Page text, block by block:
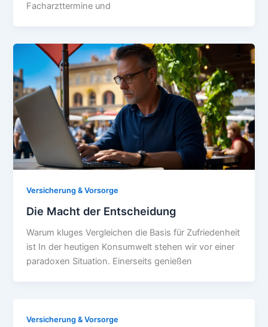
Facharzttermine und
Versicherung & Vorsorge
Die Macht der Entscheidung
Warum kluges Vergleichen die Basis für Zufriedenheit
ist In der heutigen Konsumwelt stehen wir vor einer
paradoxen Situation. Einerseits genießen
Versicherung & Vorsorge